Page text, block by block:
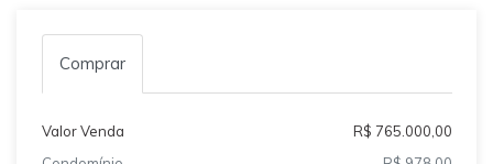
Comprar
Valor Venda
R$ 765.000,00